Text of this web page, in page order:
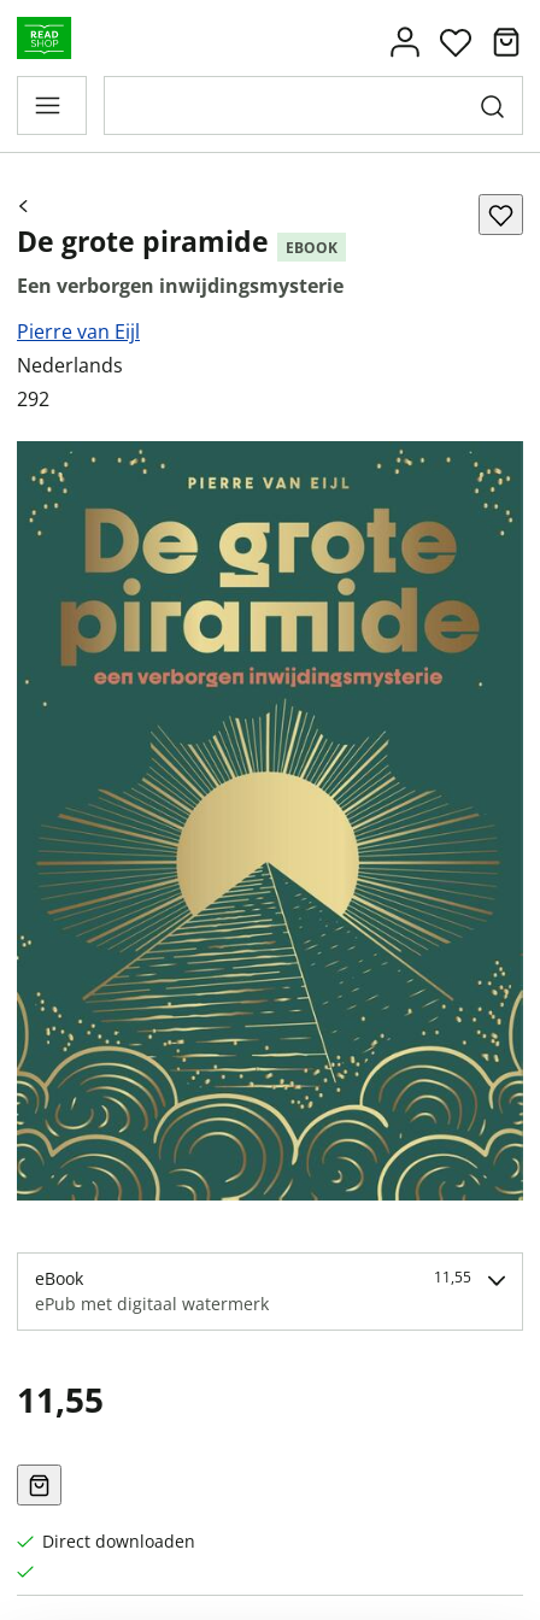
De grote piramide EBOOK
Een verborgen inwijdingsmysterie
Pierre van Eijl
Nederlands
292
eBook 11,55
ePub met digitaal watermerk
11,55
Direct downloaden